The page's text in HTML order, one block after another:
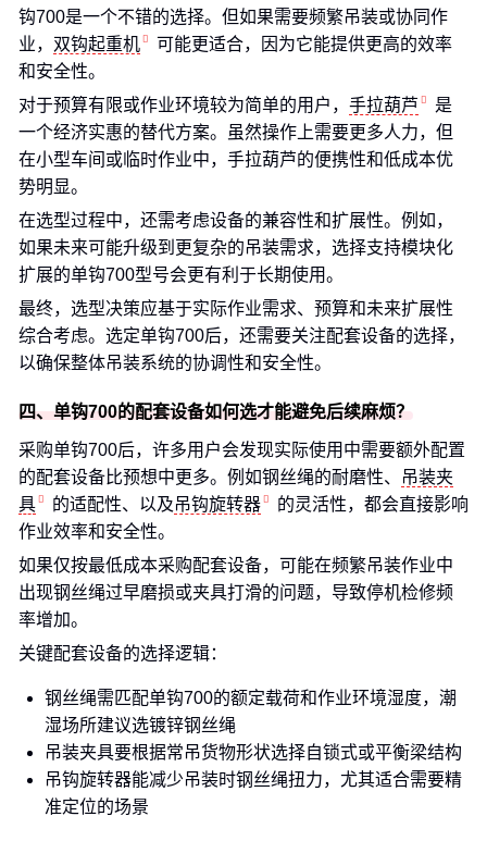
钩700是一个不错的选择。但如果需要频繁吊装或协同作
业， 双钩起重机
可能更适合，因为它能提供更高的效率
和安全性。
对于预算有限或作业环境较为简单的用户， 手拉葫芦
是
一个经济实惠的替代方案。虽然操作上需要更多人力，但
在小型车间或临时作业中，手拉葫芦的便携性和低成本优
势明显。
在选型过程中，还需考虑设备的兼容性和扩展性。例如，
如果未来可能升级到更复杂的吊装需求，选择支持模块化
扩展的单钩700型号会更有利于长期使用。
最终，选型决策应基于实际作业需求、预算和未来扩展性
综合考虑。选定单钩700后，还需要关注配套设备的选择，
以确保整体吊装系统的协调性和安全性。
四、单钩700的配套设备如何选才能避免后续麻烦？
采购单钩700后，许多用户会发现实际使用中需要额外配置
的配套设备比预想中更多。例如钢丝绳的耐磨性、
吊装夹
具
的适配性、以及吊钩旋转器
的灵活性，都会直接影响
作业效率和安全性。
如果仅按最低成本采购配套设备，可能在频繁吊装作业中
出现钢丝绳过早磨损或夹具打滑的问题，导致停机检修频
率增加。
关键配套设备的选择逻辑：
钢丝绳需匹配单钩700的额定载荷和作业环境湿度，潮
湿场所建议选镀锌钢丝绳
吊装夹具要根据常吊货物形状选择自锁式或平衡梁结构
吊钩旋转器能减少吊装时钢丝绳扭力，尤其适合需要精
准定位的场景